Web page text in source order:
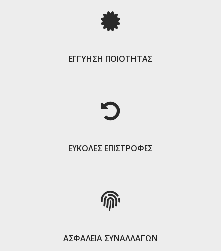
ΕΓΓΥΗΣΗ ΠΟΙΟΤΗΤΑΣ
ΕΥΚΟΛΕΣ ΕΠΙΣΤΡΟΦΕΣ
ΑΣΦΑΛΕΙΑ ΣΥΝΑΛΛΑΓΩΝ